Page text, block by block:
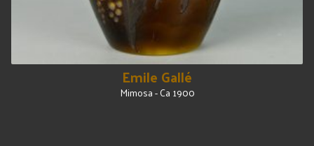
Emile Gallé
Mimosa - Ca 1900